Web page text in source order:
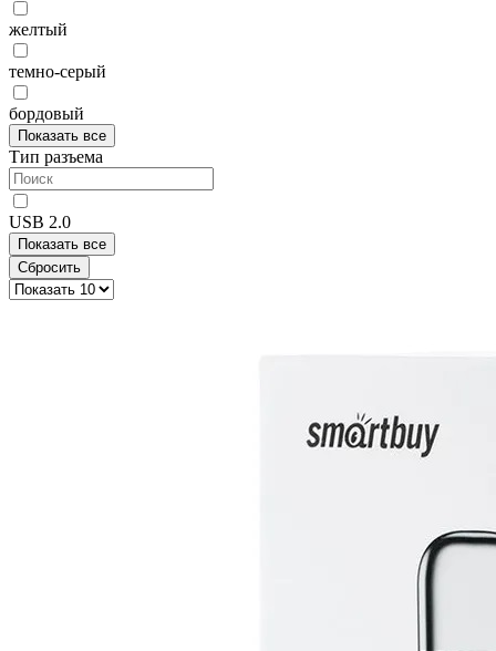
желтый
темно-серый
бордовый
Показать все
Тип разъема
USB 2.0
Показать все
Сбросить